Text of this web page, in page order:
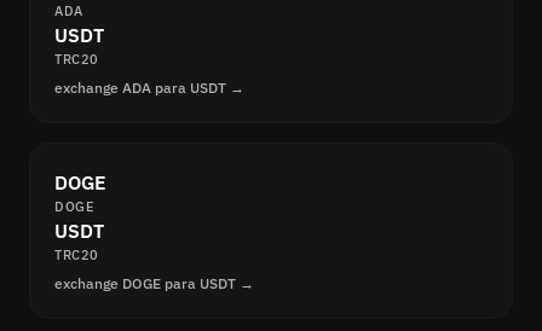
ADA
USDT
TRC20
exchange ADA para USDT →
DOGE
DOGE
USDT
TRC20
exchange DOGE para USDT →